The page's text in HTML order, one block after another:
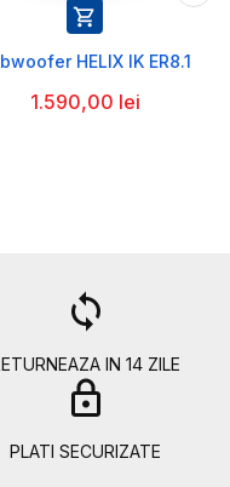

HELIX IK ER8.1
1.590,00 lei
loop
IN 14 ZILE
lock
PLATI SECURIZATE